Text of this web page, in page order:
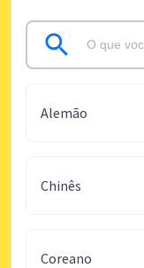
Alemão
Chinês
Coreano